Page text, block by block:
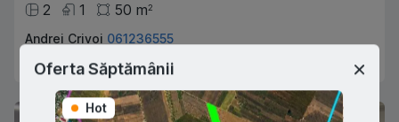
2
1 50 m2
Andrei Crivoi 061236555
Agent imobiliar
Oferta Săptămânii
Hot Hot